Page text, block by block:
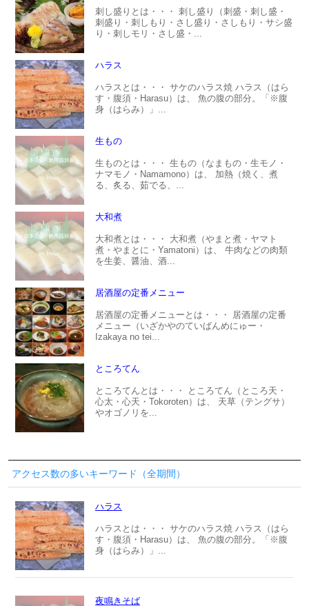
刺し盛りとは・・・ 刺し盛り（刺盛・刺し盛・
刺盛り・刺しもり・さし盛り・さしもり・サシ盛
り・刺しモリ・さし盛・...
ハラス
ハラスとは・・・ サケのハラス焼 ハラス（はら
す・腹須・Harasu）は、 魚の腹の部分。「※腹
身（はらみ）」...
生もの
生ものとは・・・ 生もの（なまもの・生モノ・
ナマモノ・Namamono）は、 加熱（焼く、煮
る、炙る、茹でる、...
大和煮
大和煮とは・・・ 大和煮（やまと煮・ヤマト
煮・やまとに・Yamatoni）は、 牛肉などの肉類
を生姜、醤油、酒...
居酒屋の定番メニュー
居酒屋の定番メニューとは・・・ 居酒屋の定番
メニュー（いざかやのていばんめにゅー・
Izakaya no tei...
ところてん
ところてんとは・・・ ところてん（ところ天・
心太・心天・Tokoroten）は、 天草（テングサ）
やオゴノリを...
アクセス数の多いキーワード（全期間）
ハラス
ハラスとは・・・ サケのハラス焼 ハラス（はら
す・腹須・Harasu）は、 魚の腹の部分。「※腹
身（はらみ）」...
夜鳴きそば